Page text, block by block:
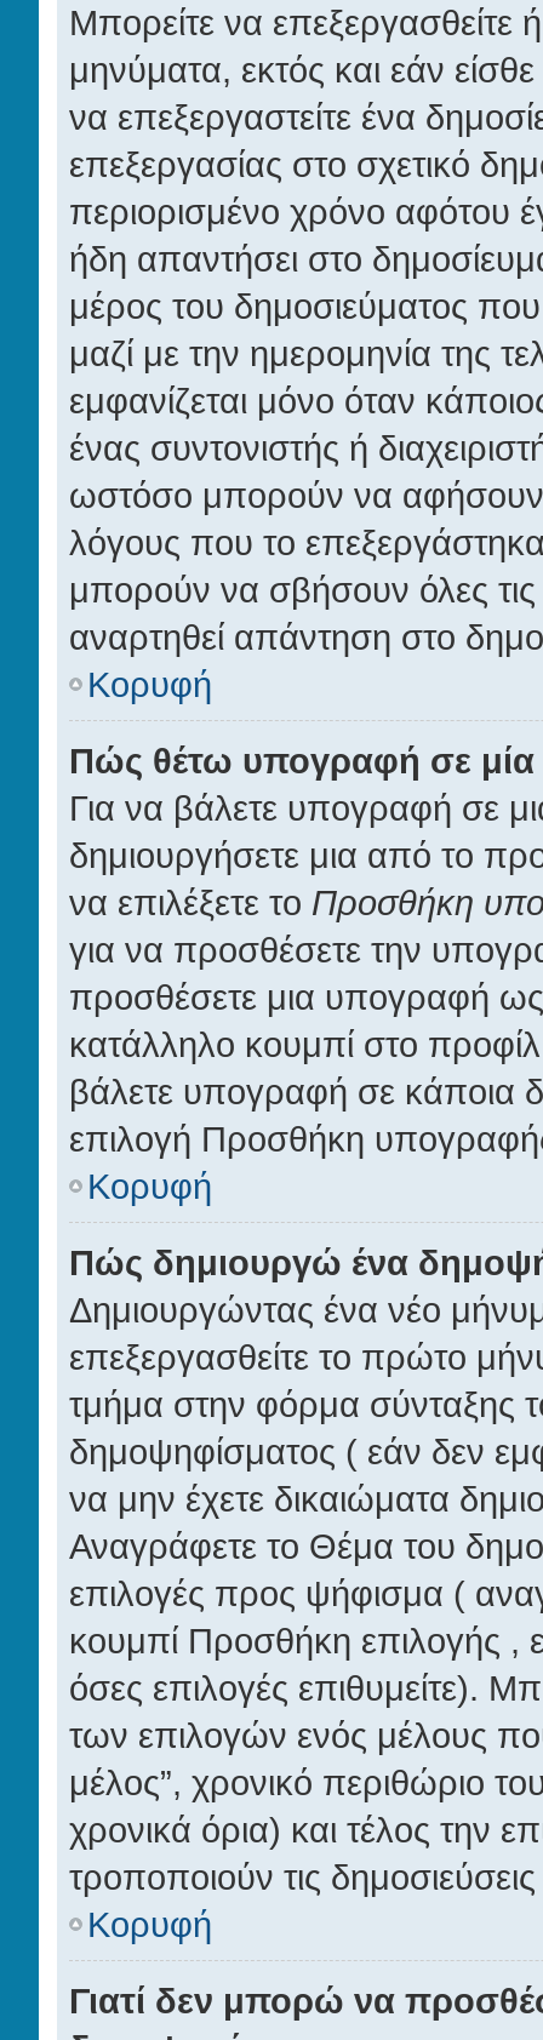
Μπορείτε να επεξεργασθείτε
μηνύματα, εκτός και εάν
να επεξεργαστείτε ένα
επεξεργασίας στο σχετικό
περιορισμένο χρόνο αφότου
ήδη απαντήσει στο
μέρος του δημοσιεύματος
μαζί με την ημερομηνία της
εμφανίζεται μόνο όταν
ένας συντονιστής ή
ωστόσο μπορούν να αφήσουν
λόγους που το
μπορούν να σβήσουν όλες τις
αναρτηθεί απάντηση στο
Κορυφή
Πώς θέτω υπογραφή σε
Για να βάλετε υπογραφή σε
δημιουργήσετε μια από το
να επιλέξετε το Προσθήκη
για να προσθέσετε την
προσθέσετε μια υπογραφή ως
κατάλληλο κουμπί στο
βάλετε υπογραφή σε κάποια
επιλογή Προσθήκη
Κορυφή
Πώς δημιουργώ ένα
Δημιουργώντας ένα νέο
επεξεργασθείτε το πρώτο
τμήμα στην φόρμα σύνταξης
δημοψηφίσματος ( εάν δεν
να μην έχετε δικαιώματα
Αναγράφετε το Θέμα του
επιλογές προς ψήφισμα (
κουμπί Προσθήκη επιλογής ,
όσες επιλογές επιθυμείτε).
των επιλογών ενός μέλους
μέλος”, χρονικό περιθώριο
χρονικά όρια) και τέλος την
τροποποιούν τις
Κορυφή
Γιατί δεν μπορώ να